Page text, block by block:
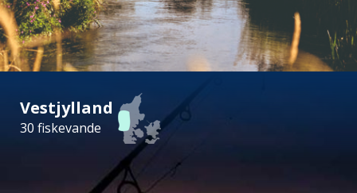
Vestjylland
30 fiskevande